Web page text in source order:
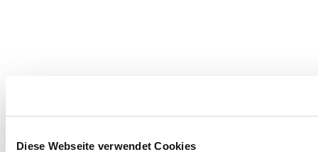
Diese Webseite verwendet Cookies